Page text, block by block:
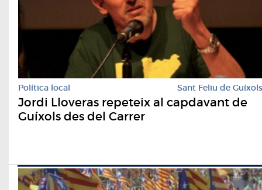
Política local Sant Feliu de Guíxols
Jordi Lloveras repeteix al capdavant de
Guíxols des del Carrer